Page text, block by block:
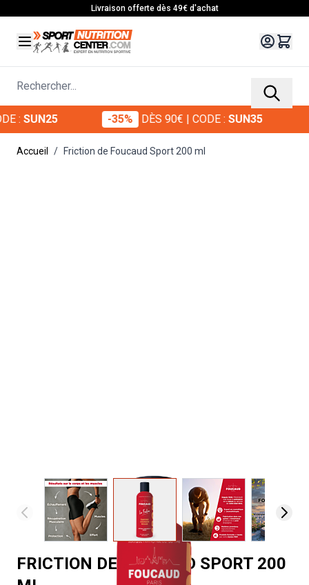
Livraison offerte dès 49€ d'achat
Rechercher...
SUN25 -35% DÈS 90€| CODE :SUN35
Accueil / Friction de Foucaud Sport 200 ml
View larger imageView larger imageView larger image
FRICTION DE FOUCAUD SPORT 200